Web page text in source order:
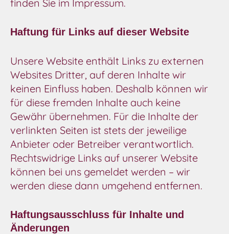
finden Sie im Impressum.
Haftung für Links auf dieser Website
Unsere Website enthält Links zu externen
Websites Dritter, auf deren Inhalte wir
keinen Einfluss haben. Deshalb können wir
für diese fremden Inhalte auch keine
Gewähr übernehmen. Für die Inhalte der
verlinkten Seiten ist stets der jeweilige
Anbieter oder Betreiber verantwortlich.
Rechtswidrige Links auf unserer Website
können bei uns gemeldet werden – wir
werden diese dann umgehend entfernen.
Haftungsausschluss für Inhalte und
Änderungen